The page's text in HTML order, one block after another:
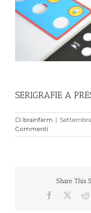
SERIGRAFIE A
Di brainfarm |
Commenti
Share This
Facebook